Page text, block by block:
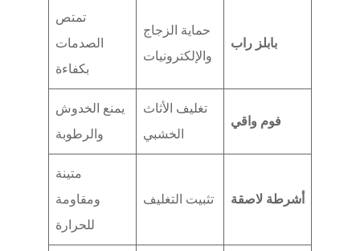
بابلز راب
حماية الزجاج
والإلكترونيات
تمتص
الصدمات
بكفاءة
فوم واقي
تغليف الأثاث
الخشبي
يمنع الخدوش
والرطوبة
أشرطة لاصقة تثبيت التغليف
متينة
ومقاومة
للحرارة